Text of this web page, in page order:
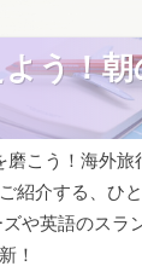
う！
こう！海外旅
紹介する、ひ
や英語のスラ
！